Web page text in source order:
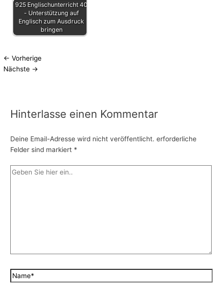
925 Englischunterricht 40
- Unterstützung auf
Englisch zum Ausdruck
bringen
← Vorherige
Nächste →
Hinterlasse einen Kommentar
Deine Email-Adresse wird nicht veröffentlicht. erforderliche
Felder sind markiert *